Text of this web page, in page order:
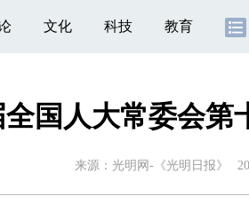
文化 科技 教育
国人大常委会第
来源： 光明网-《光明日报》